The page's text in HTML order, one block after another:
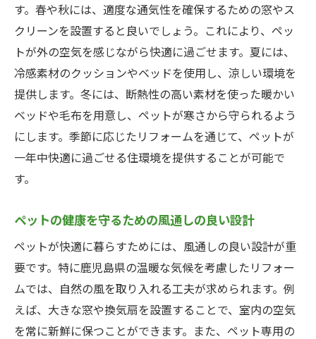
す。春や秋には、適度な通気性を確保するための窓やス
クリーンを設置すると良いでしょう。これにより、ペッ
トが外の空気を感じながら快適に過ごせます。夏には、
冷感素材のクッションやベッドを使用し、涼しい環境を
提供します。冬には、断熱性の高い素材を使った暖かい
ベッドや毛布を用意し、ペットが寒さから守られるよう
にします。季節に応じたリフォームを通じて、ペットが
一年中快適に過ごせる住環境を提供することが可能で
す。
ペットの健康を守るための風通しの良い設計
ペットが快適に暮らすためには、風通しの良い設計が重
要です。特に鹿児島県の温暖な気候を考慮したリフォー
ムでは、自然の風を取り入れる工夫が求められます。例
えば、大きな窓や換気扇を設置することで、室内の空気
を常に新鮮に保つことができます。また、ペット専用の